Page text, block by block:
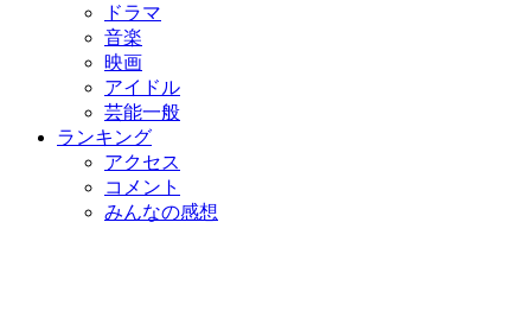
ドラマ
音楽
映画
アイドル
芸能一般
ランキング
アクセス
コメント
みんなの感想